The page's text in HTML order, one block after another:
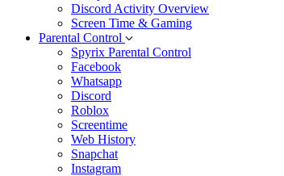
Discord Activity Overview
Screen Time & Gaming
Parental Control
Spyrix Parental Control
Facebook
Whatsapp
Discord
Roblox
Screentime
Web History
Snapchat
Instagram